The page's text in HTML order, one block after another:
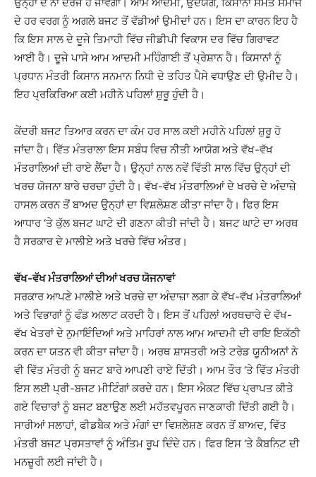
ਦੇ ਹਰ ਵਰਗ ਨੂੰ ਅਗਲੇ ਬਜਟ ਤੋਂ ਵੱਡੀਆਂ ਉਮੀਦਾਂ ਹਨ। ਇਸ ਦਾ ਕਾਰਨ ਇਹ ਹੈ
ਕਿ ਇਸ ਸਾਲ ਦੇ ਦੂਜੇ ਤਿਮਾਹੀ ਵਿੱਚ ਜੀਡੀਪੀ ਵਿਕਾਸ ਦਰ ਵਿੱਚ ਗਿਰਾਵਟ
ਆਈ ਹੈ। ਦੂਜੇ ਪਾਸੇ ਆਮ ਆਦਮੀ ਮਹਿੰਗਾਈ ਤੋਂ ਪ੍ਰੇਸ਼ਾਨ ਹੈ। ਕਿਸਾਨਾਂ ਨੂੰ
ਪ੍ਰਧਾਨ ਮੰਤਰੀ ਕਿਸਾਨ ਸਨਮਾਨ ਨਿਧੀ ਦੇ ਤਹਿਤ ਪੈਸੇ ਵਧਾਉਣ ਦੀ ਉਮੀਦ ਹੈ।
ਇਹ ਪ੍ਰਕਿਰਿਆ ਕਈ ਮਹੀਨੇ ਪਹਿਲਾਂ ਸ਼ੁਰੂ ਹੁੰਦੀ ਹੈ।
ਕੇਂਦਰੀ ਬਜਟ ਤਿਆਰ ਕਰਨ ਦਾ ਕੰਮ ਹਰ ਸਾਲ ਕਈ ਮਹੀਨੇ ਪਹਿਲਾਂ ਸ਼ੁਰੂ ਹੋ
ਜਾਂਦਾ ਹੈ। ਵਿੱਤ ਮੰਤਰਾਲਾ ਇਸ ਸਬੰਧ ਵਿਚ ਨੀਤੀ ਆਯੋਗ ਅਤੇ ਵੱਖ-ਵੱਖ
ਮੰਤਰਾਲਿਆਂ ਦੀ ਰਾਏ ਲੈਂਦਾ ਹੈ। ਉਨ੍ਹਾਂ ਨਾਲ ਨਵੇਂ ਵਿੱਤੀ ਸਾਲ ਵਿੱਚ ਉਨ੍ਹਾਂ ਦੀ
ਖਰਚ ਯੋਜਨਾ ਬਾਰੇ ਚਰਚਾ ਹੁੰਦੀ ਹੈ। ਵੱਖ-ਵੱਖ ਮੰਤਰਾਲਿਆਂ ਦੇ ਖਰਚੇ ਦੇ ਅੰਦਾਜ਼ੇ
ਹਾਸਲ ਕਰਨ ਤੋਂ ਬਾਅਦ ਉਨ੍ਹਾਂ ਦਾ ਵਿਸ਼ਲੇਸ਼ਣ ਕੀਤਾ ਜਾਂਦਾ ਹੈ। ਫਿਰ ਇਸ
ਆਧਾਰ ‘ਤੇ ਕੁੱਲ ਬਜਟ ਘਾਟੇ ਦੀ ਗਣਨਾ ਕੀਤੀ ਜਾਂਦੀ ਹੈ। ਬਜਟ ਘਾਟੇ ਦਾ ਅਰਥ
ਹੈ ਸਰਕਾਰ ਦੇ ਮਾਲੀਏ ਅਤੇ ਖਰਚੇ ਵਿੱਚ ਅੰਤਰ।
ਵੱਖ-ਵੱਖ ਮੰਤਰਾਲਿਆਂ ਦੀਆਂ ਖਰਚ ਯੋਜਨਾਵਾਂ
ਸਰਕਾਰ ਆਪਣੇ ਮਾਲੀਏ ਅਤੇ ਖਰਚੇ ਦਾ ਅੰਦਾਜ਼ਾ ਲਗਾ ਕੇ ਵੱਖ-ਵੱਖ ਮੰਤਰਾਲਿਆਂ
ਅਤੇ ਵਿਭਾਗਾਂ ਨੂੰ ਫੰਡ ਅਲਾਟ ਕਰਦੀ ਹੈ। ਇਸ ਤੋਂ ਪਹਿਲਾਂ ਅਰਥਚਾਰੇ ਦੇ ਵੱਖ-
ਵੱਖ ਖੇਤਰਾਂ ਦੇ ਨੁਮਾਇੰਦਿਆਂ ਅਤੇ ਮਾਹਿਰਾਂ ਨਾਲ ਆਮ ਆਦਮੀ ਦੀ ਰਾਇ ਇਕੱਠੀ
ਕਰਨ ਦਾ ਯਤਨ ਵੀ ਕੀਤਾ ਜਾਂਦਾ ਹੈ। ਅਰਥ ਸ਼ਾਸਤਰੀ ਅਤੇ ਟਰੇਡ ਯੂਨੀਅਨਾਂ ਨੇ
ਵੀ ਵਿੱਤ ਮੰਤਰੀ ਨੂੰ ਬਜਟ ਬਾਰੇ ਆਪਣੀ ਰਾਏ ਦਿੱਤੀ। ਆਮ ਤੌਰ ‘ਤੇ ਵਿੱਤ ਮੰਤਰੀ
ਇਸ ਲਈ ਪ੍ਰੀ-ਬਜਟ ਮੀਟਿੰਗਾਂ ਕਰਦੇ ਹਨ। ਇਸ ਐਕਟ ਵਿੱਚ ਪ੍ਰਾਪਤ ਕੀਤੇ
ਗਏ ਵਿਚਾਰਾਂ ਨੂੰ ਬਜਟ ਬਣਾਉਣ ਲਈ ਮਹੱਤਵਪੂਰਨ ਜਾਣਕਾਰੀ ਦਿੱਤੀ ਗਈ ਹੈ।
ਸਾਰੀਆਂ ਸਲਾਹਾਂ, ਫੀਡਬੈਕ ਅਤੇ ਮੰਗਾਂ ਦਾ ਵਿਸ਼ਲੇਸ਼ਣ ਕਰਨ ਤੋਂ ਬਾਅਦ, ਵਿੱਤ
ਮੰਤਰੀ ਬਜਟ ਪ੍ਰਸਤਾਵਾਂ ਨੂੰ ਅੰਤਿਮ ਰੂਪ ਦਿੰਦੇ ਹਨ। ਫਿਰ ਇਸ ‘ਤੇ ਕੈਬਨਿਟ ਦੀ
ਮਨਜ਼ੂਰੀ ਲਈ ਜਾਂਦੀ ਹੈ।